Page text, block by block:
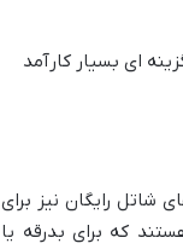
آن را به گزینه ای بسیار کارآمد
شاتل رایگان نیز برای
که برای بدرقه یا